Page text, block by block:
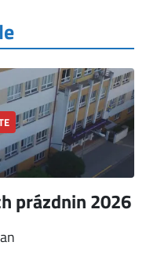
prázdnin 2026